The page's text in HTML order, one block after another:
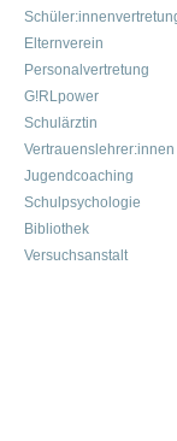
Elternverein
Personalvertretung
G!RLpower
Schulärztin
Vertrauenslehrer:innen
Jugendcoaching
Schulpsychologie
Bibliothek
Versuchsanstalt